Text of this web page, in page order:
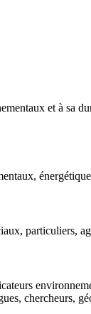
et à sa
particuliers,
chercheurs,